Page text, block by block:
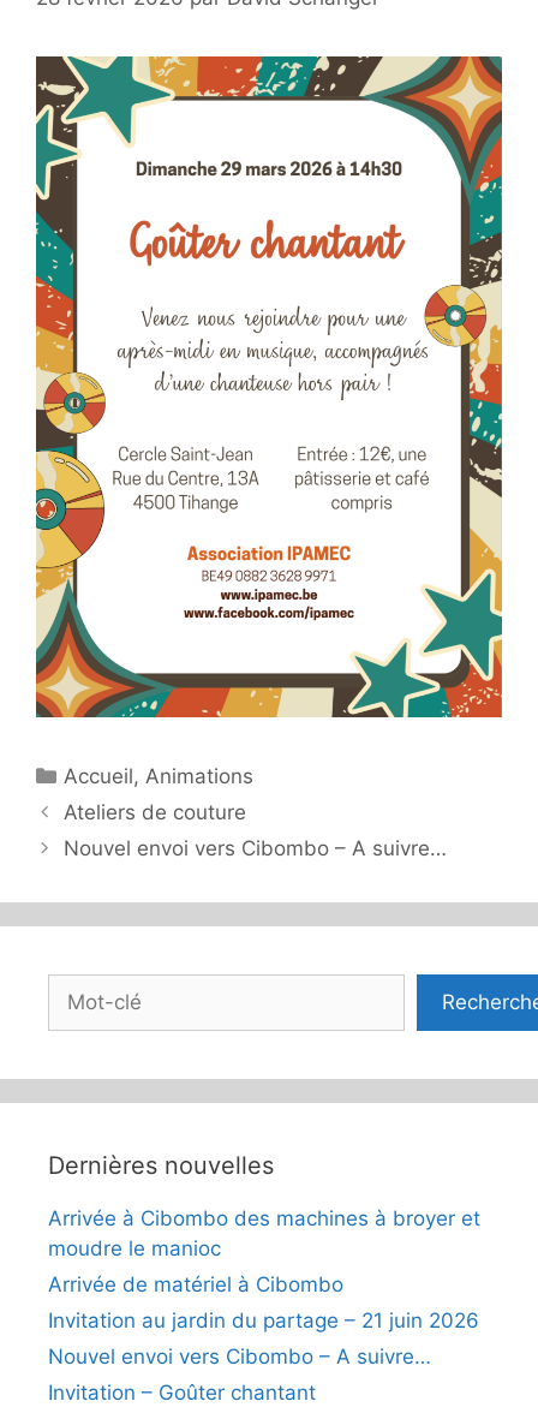
Catégories
Accueil, Animations
Ateliers de couture
Nouvel envoi vers Cibombo – A suivre…
Rechercher
Dernières nouvelles
Arrivée à Cibombo des machines à broyer et
moudre le manioc
Arrivée de matériel à Cibombo
Invitation au jardin du partage – 21 juin 2026
Nouvel envoi vers Cibombo – A suivre…
Invitation – Goûter chantant